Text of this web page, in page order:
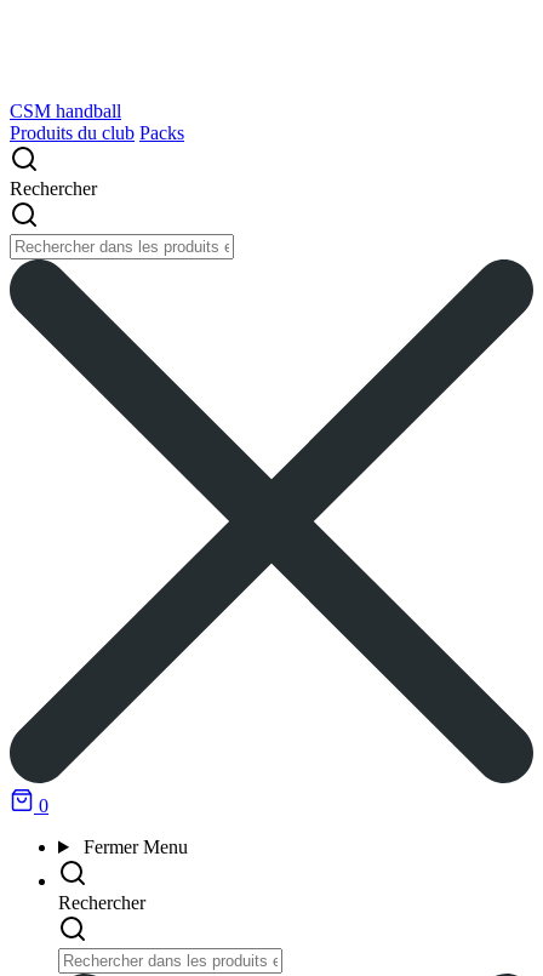
CSM handball
Produits du club Packs
Rechercher
0
Fermer Menu
Rechercher